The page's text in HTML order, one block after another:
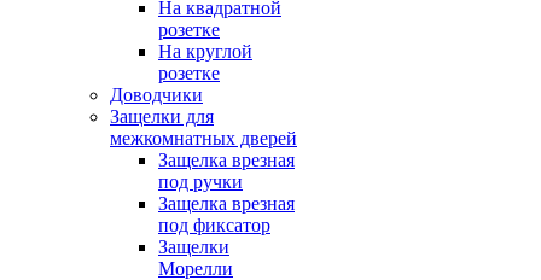
На квадратной
розетке
На круглой
розетке
Доводчики
Защелки для
межкомнатных дверей
Защелка врезная
под ручки
Защелка врезная
под фиксатор
Защелки
Морелли